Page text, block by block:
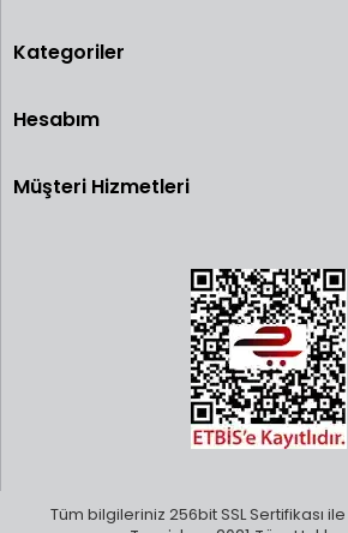
Kategoriler
Hesabım
Müşteri Hizmetleri
Tüm bilgileriniz 256bit SSL Sertifikası